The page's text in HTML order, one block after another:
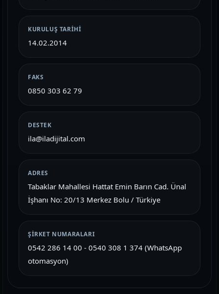
KURULUŞ TARIHI
14.02.2014
FAKS
0850 303 62 79
DESTEK
ila@iladijital.com
ADRES
Tabaklar Mahallesi Hattat Emin Barın Cad. Ünal
İşhanı No: 20/13 Merkez Bolu / Türkiye
ŞIRKET NUMARALARI
0542 286 14 00 - 0540 308 1 374 (WhatsApp
otomasyon)